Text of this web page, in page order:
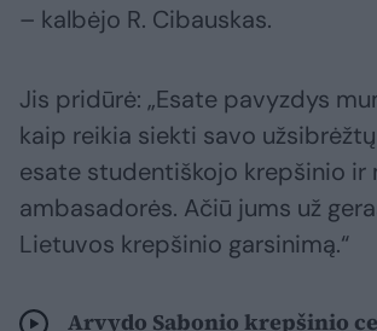
– kalbėjo R. Cibauskas.
Jis pridūrė: „Esate pavyzdys
kaip reikia siekti savo
esate studentiškojo krepšinio ir
ambasadorės. Ačiū jums už
Lietuvos krepšinio garsinimą.“
Arvydo Sabonio krepšinio